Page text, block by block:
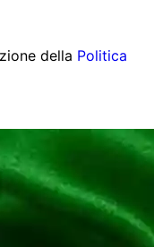
della Politica